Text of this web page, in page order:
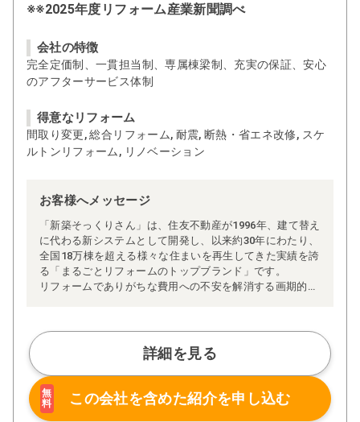
※※2025年度リフォーム産業新聞調べ
会社の特徴
完全定価制、一貫担当制、専属棟梁制、充実の保証、安心
のアフターサービス体制
得意なリフォーム
間取り変更, 総合リフォーム, 耐震, 断熱・省エネ改修, スケ
ルトンリフォーム, リノベーション
お客様へメッセージ
「新築そっくりさん」は、住友不動産が1996年、建て替え
に代わる新システムとして開発し、以来約30年にわたり、
全国18万棟を超える様々な住まいを再生してきた実績を誇
る「まるごとリフォームのトップブランド」です。
リフォームでありがちな費用への不安を解消する画期的な
ム」、経験豊かなセールスエンジニアによる「一貫担当
制」などが高い信頼を得ています。
また、大規模リフォームに習熟した施工管理者が現場を統
括する「専属棟梁制」、豊富な実績に裏付けられた充実の
施工マニュアルや検査体制により高い施工品質を実現。
さらに、住友不動産のリフォームならではの充実の保証、
詳細を見る
無
料
この会社を含めた紹介を申し込む